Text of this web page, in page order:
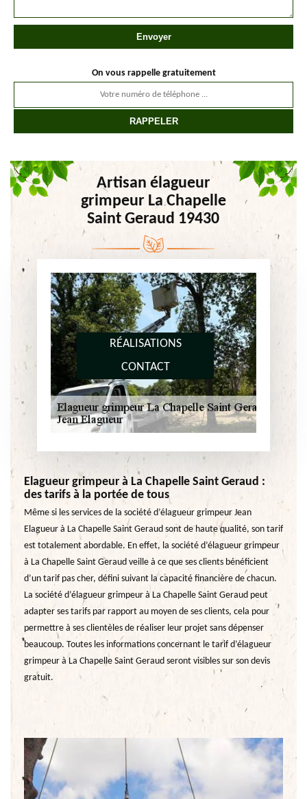
RÉALISATIONS
CONTACT
On vous rappelle gratuitement
Artisan élagueur
grimpeur La Chapelle
Saint Geraud 19430
Elagueur grimpeur à La Chapelle Saint Geraud :
des tarifs à la portée de tous
Même si les services de la société d’élagueur grimpeur Jean
Elagueur à La Chapelle Saint Geraud sont de haute qualité, son tarif
est totalement abordable. En effet, la société d’élagueur grimpeur
à La Chapelle Saint Geraud veille à ce que ses clients bénéficient
d’un tarif pas cher, défini suivant la capacité financière de chacun.
La société d’élagueur grimpeur à La Chapelle Saint Geraud peut
adapter ses tarifs par rapport au moyen de ses clients, cela pour
permettre à ses clientèles de réaliser leur projet sans dépenser
beaucoup. Toutes les informations concernant le tarif d’élagueur
grimpeur à La Chapelle Saint Geraud seront visibles sur son devis
gratuit.